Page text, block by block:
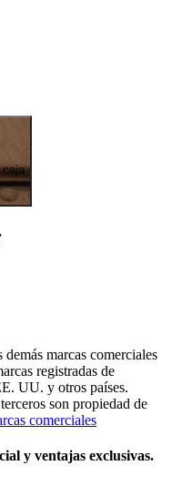
caja
marcas comerciales
registradas de
UU. y otros países.
son propiedad de
comerciales
y ventajas exclusivas.